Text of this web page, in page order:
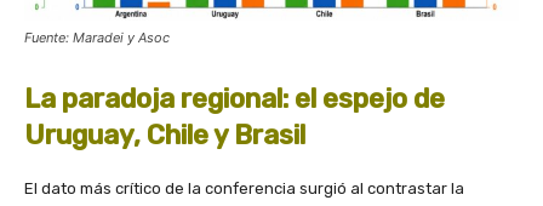
Fuente: Maradei y Asoc
La paradoja regional: el espejo de
Uruguay, Chile y Brasil
El dato más crítico de la conferencia surgió al contrastar la